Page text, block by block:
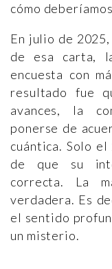
cómo
En julio de
de esa carta,
encuesta con
resultado fue
avances, la
ponerse de
cuántica. Solo
de que su
correcta. La
verdadera. Es
el sentido
un misterio.